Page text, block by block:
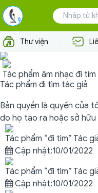
Thư viện
Tác phẩm âm nhạc đi
Tác phẩm đi tìm tác giả
Bản quyền là quyền của
do họ tạo ra hoặc sở hữu
Tác phẩm “đi tìm” Tác
Cập nhật:10/01/2022
Tác phẩm “đi tìm” Tác
Cập nhật:10/01/2022
TRANG CHỦ
VỀ VCPMC
TÁC GIẢ
NGƯỜI DÙNG
HỢP TÁC QUỐC TẾ
TIN TỨC - SỰ KIỆN
TƯ VẤN PHÁP LÝ